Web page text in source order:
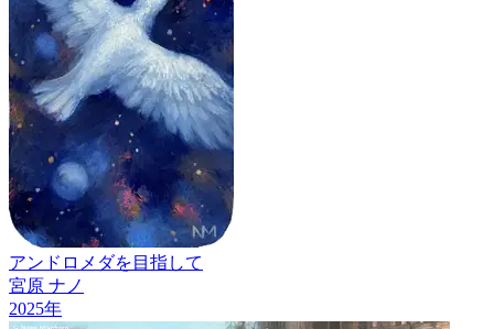
アンドロメダを目指して
宮原 ナノ
2025年